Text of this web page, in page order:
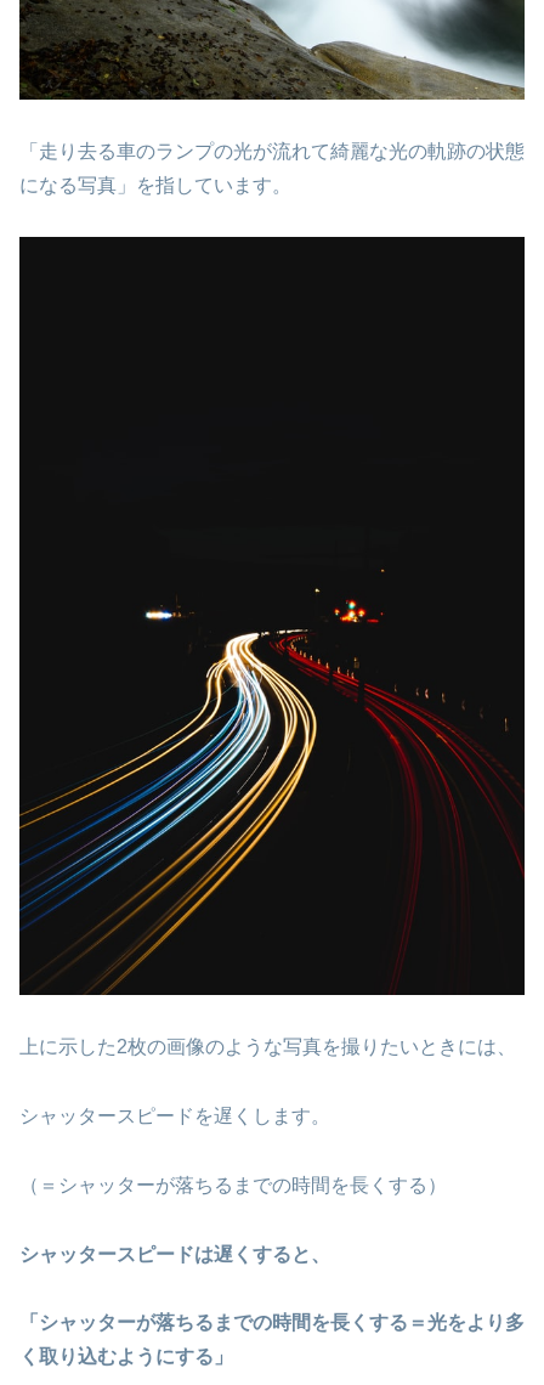
「走り去る車のランプの光が流れて綺麗な光の軌跡の状態
になる写真」を指しています。
上に示した2枚の画像のような写真を撮りたいときには、
シャッタースピードを遅くします。
（＝シャッターが落ちるまでの時間を長くする）
シャッタースピードは遅くすると、
「シャッターが落ちるまでの時間を長くする＝光をより多
く取り込むようにする」